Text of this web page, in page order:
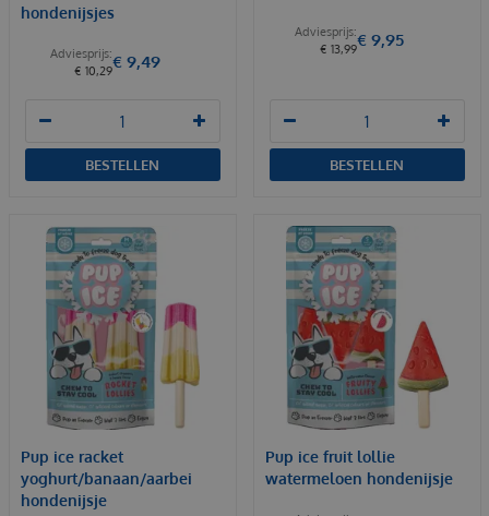
hondenijsjes
€ 10,29€ 9,49
BESTELLEN
€ 13,99€ 9,95
BESTELLEN
Pup ice racket
yoghurt/banaan/aarbei
hondenijsje
Pup ice fruit lollie
watermeloen hondenijsje